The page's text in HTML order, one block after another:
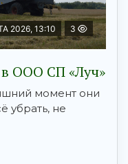
2026, 13:10 3
ООО СП «Луч»
момент они
убрать, не